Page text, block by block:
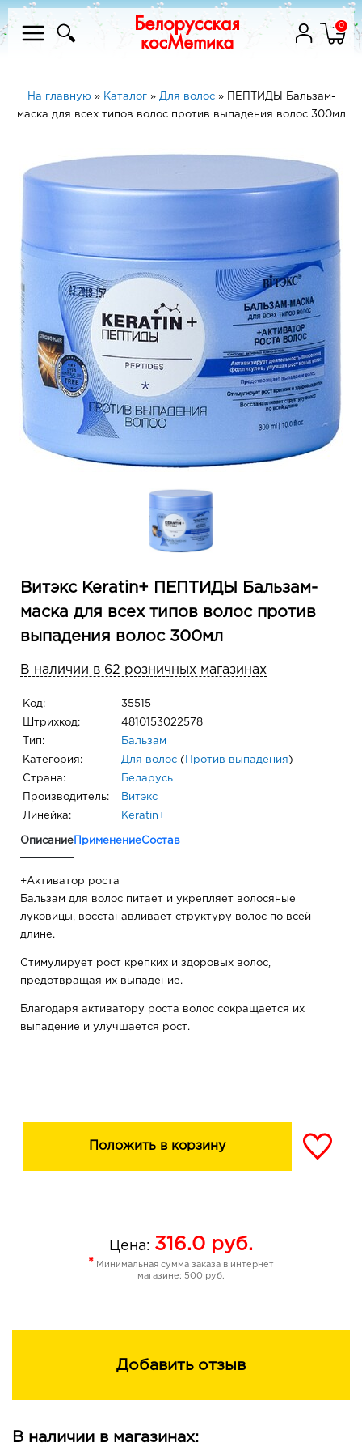
0
На главную» Каталог» Для волос»
ПЕПТИДЫ Бальзам-
маска для всех типов волос против выпадения волос 300мл
Витэкс Keratin+ ПЕПТИДЫ Бальзам-
маска для всех типов волос против
выпадения волос 300мл
В наличии в 62 розничных магазинах
Код: 35515
Штрихкод: 4810153022578
Тип: Бальзам
Категория: Для волос ( Против выпадения )
Страна: Беларусь
Производитель: Витэкс
Линейка: Keratin+
Описание ПрименениеСостав
+Активатор роста
Бальзам для волос питает и укрепляет волосяные
луковицы, восстанавливает структуру волос по всей
длине.
Стимулирует рост крепких и здоровых волос,
предотвращая их выпадение.
Благодаря активатору роста волос сокращается их
выпадение и улучшается рост.
Положить в корзину
Цена: 316.0 руб.
* Минимальная сумма заказа в интернет
магазине: 500 руб.
Добавить отзыв
В наличии в магазинах: